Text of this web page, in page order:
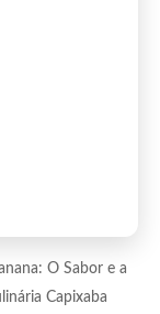
O Sabor e a
Capixaba